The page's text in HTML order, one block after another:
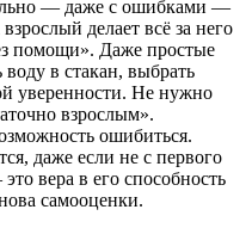
— даже с ошибками —
делает всё за него
помощи». Даже простые
в стакан, выбрать
уверенности. Не нужно
взрослым».
ошибиться.
даже если не с первого
вера в его способность
самооценки.